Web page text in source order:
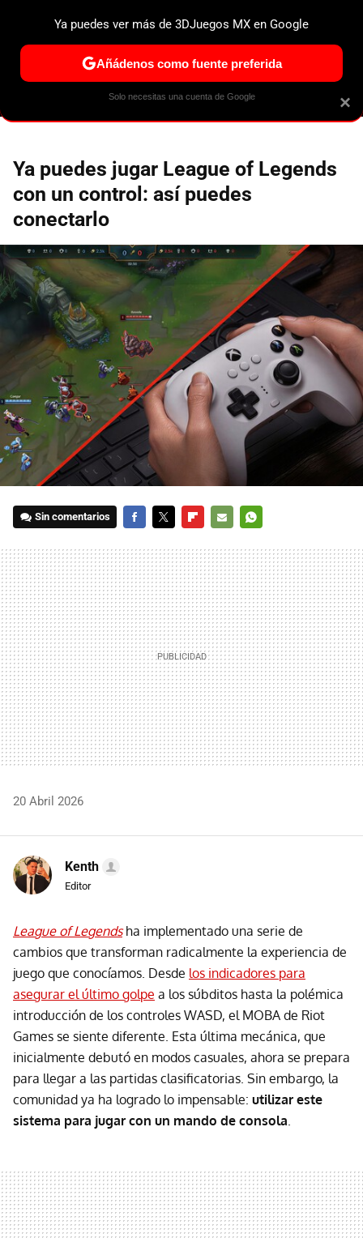
ESPECIALES PS5 NINTENDO SWITCH 2 XBOX
Ya puedes jugar League of Legends
con un control: así puedes
conectarlo
Sin comentarios
MAIL
20 Abril 2026
Kenth
Editor
League of Legendsha implementado una serie de
cambios que transforman radicalmente la experiencia de
juego que conocíamos. Desde los indicadores para
asegurar el último golpe a los súbditos hasta la polémica
introducción de los controles WASD, el MOBA de Riot
Games se siente diferente. Esta última mecánica, que
inicialmente debutó en modos casuales, ahora se prepara
para llegar a las partidas clasificatorias. Sin embargo, la
comunidad ya ha logrado lo impensable: utilizar este
sistema para jugar con un mando de consola.
×
Ya puedes ver más de 3DJuegos MX en Google
Añádenos como fuente preferida
Solo necesitas una cuenta de Google